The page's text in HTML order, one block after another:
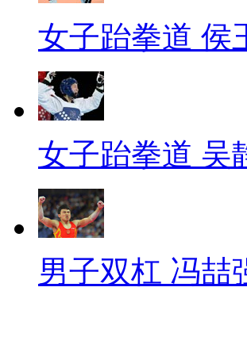
女子跆拳道 侯
女子跆拳道 吴
男子双杠 冯喆